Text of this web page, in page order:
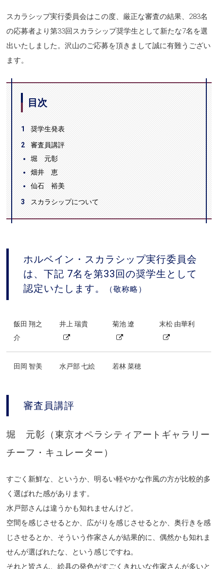
スカラシップ実行委員会はこの度、厳正な審査の結果、283名
の応募者より第33回スカラシップ奨学生として新たな7名を選
出いたしました。沢山のご応募を頂きまして誠に有難うござい
ます。
目次
1 奨学生発表
2
審査員講評
堀 元彰
畑井 恵
仙石 裕美
3 スカラシップについて
ホルベイン・スカラシップ実行委員会
は、下記 7名を第33回の奨学生として
認定いたします。
（敬称略）
飯田 翔之
介
井上 瑞貴 菊池 遼 末松 由華利
田岡 智美 水戸部 七絵 若林 菜穂
審査員講評
堀 元彰（東京オペラシティアートギャラリー
チーフ・キュレーター）
すごく新鮮な、というか、明るい軽やかな作風の方が比較的多
く選ばれた感があります。
水戸部さんは違うかも知れませんけど。
空間を感じさせるとか、広がりを感じさせるとか、奥行きを感
じさせるとか、そういう作家さんが結果的に、偶然かも知れま
せんが選ばれたな、という感じですね。
それと皆さん、絵具の発色がすごくきれいな作家さんが多いと